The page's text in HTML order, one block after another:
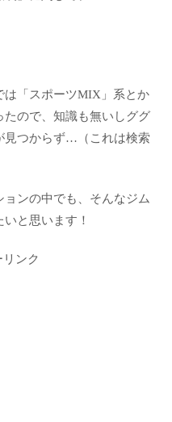
は「スポーツMIX」系とか
ので、知識も無いしググ
見つからず…（これは検索
ンの中でも、そんなジム
と思います！
リンク